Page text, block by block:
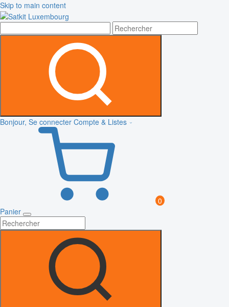
Skip to main content
Bonjour, Se connecter Compte & Listes
0
Panier